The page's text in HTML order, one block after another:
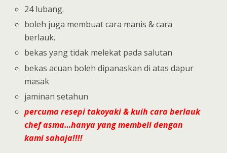
24 lubang.
boleh juga membuat cara manis & cara
berlauk.
bekas yang tidak melekat pada salutan
bekas acuan boleh dipanaskan di atas dapur
masak
jaminan setahun
percuma resepi takoyaki & kuih cara berlauk
chef asma…hanya yang membeli dengan
kami sahaja!!!!